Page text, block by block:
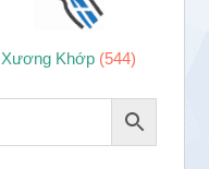
Xương Khớp (544)